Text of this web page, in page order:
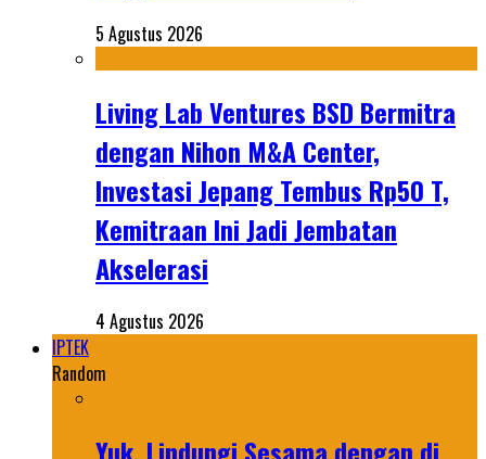
5 Agustus 2026
Living Lab Ventures BSD Bermitra
dengan Nihon M&A Center,
Investasi Jepang Tembus Rp50 T,
Kemitraan Ini Jadi Jembatan
Akselerasi
4 Agustus 2026
IPTEK
Random